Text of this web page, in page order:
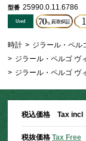
型番 25990.0.11.6786
時計 > ジラール・ペル
> ジラール・ペルゴ ヴ
> ジラール・ペルゴ ヴ
税込価格 Tax incl
税抜価格 Tax Free